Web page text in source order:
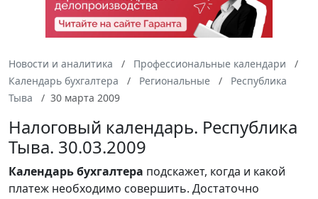
Новости и аналитика
Профессиональные календари
Календарь бухгалтера
Региональные
Республика
Тыва
30 марта 2009
Налоговый календарь. Республика
Тыва. 30.03.2009
Календарьбухгалтера подскажет, когда и какой
платеж необходимо совершить. Достаточно